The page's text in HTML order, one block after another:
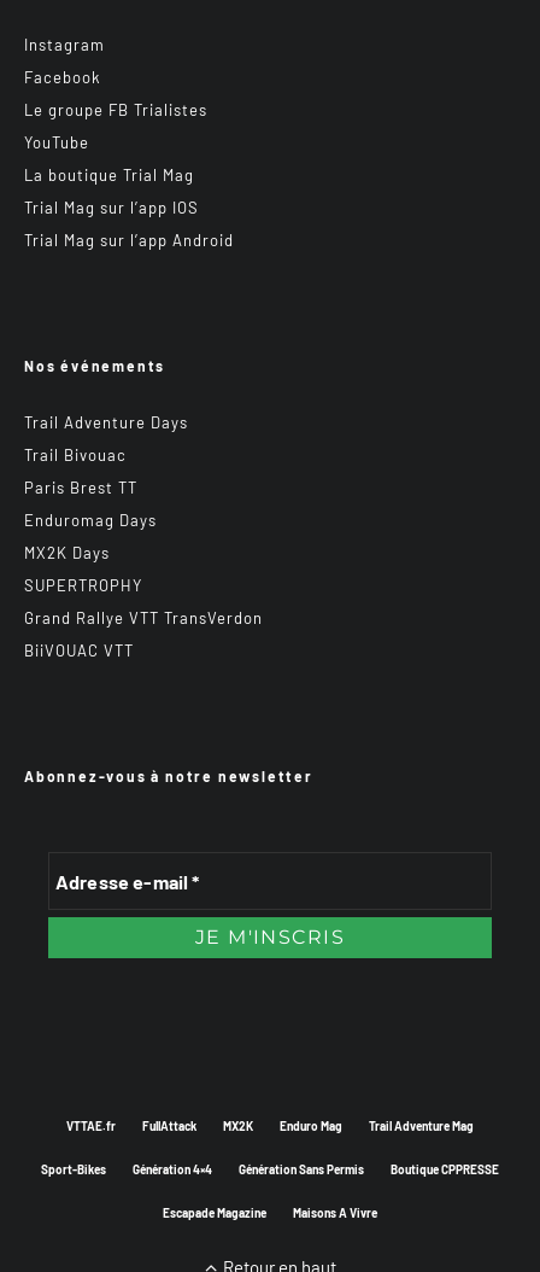
Instagram
Facebook
Le groupe FB Trialistes
YouTube
La boutique Trial Mag
Trial Mag sur l’app IOS
Trial Mag sur l’app Android
Nos événements
Trail Adventure Days
Trail Bivouac
Paris Brest TT
Enduromag Days
MX2K Days
SUPERTROPHY
Grand Rallye VTT TransVerdon
BiiVOUAC VTT
Abonnez-vous à notre newsletter
VTTAE.fr FullAttack MX2K Enduro Mag Trail Adventure Mag
Sport-Bikes Génération 4×4 Génération Sans Permis Boutique CPPRESSE
Escapade Magazine Maisons A Vivre
Retour en haut